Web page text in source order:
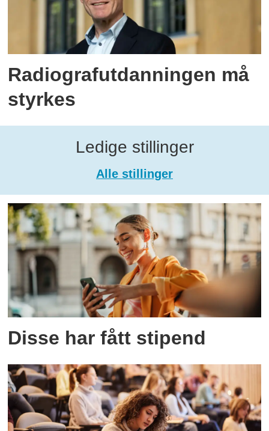
Radiografutdanningen må
styrkes
Ledige stillinger
Alle stillinger
Disse har fått stipend